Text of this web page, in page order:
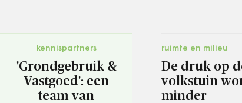
kennispartners
'Grondgebruik &
Vastgoed': een
team van
ruimte en milieu
De druk op
volkstuin
minder